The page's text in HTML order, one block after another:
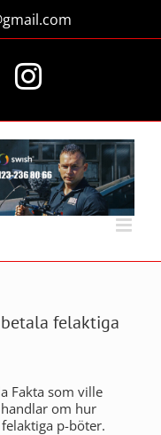
Instagram
felaktiga
Fakta som ville
om hur
p-böter.